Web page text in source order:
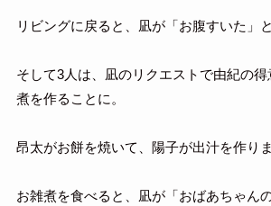
リビングに戻ると、凪が「お腹すいた」
そして3人は、凪のリクエストで由紀の
煮を作ることに。
昂太がお餅を焼いて、陽子が出汁を作りま
お雑煮を食べると、凪が「おばあちゃん